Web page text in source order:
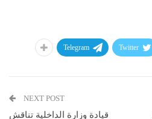
Twitter
Telegram
NEXT POST
قيادة وزارة الداخلية تناقش